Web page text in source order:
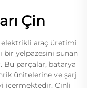
Çin
araç üretimi
bir yelpazesini sunan
Bu parçalar, batarya
ünitelerine ve şarj
içermektedir. Çinli